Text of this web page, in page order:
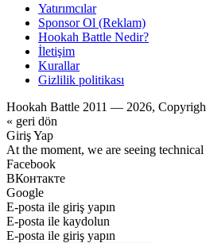
Yatırımcılar
Sponsor Ol (Reklam)
Hookah Battle Nedir?
İletişim
Kurallar
Gizlilik politikası
Hookah Battle 2011 — 2026,
« geri dön
Giriş Yap
At the moment, we are seeing
Facebook
ВКонтакте
Google
E-posta ile giriş yapın
E-posta ile kaydolun
E-posta ile giriş yapın